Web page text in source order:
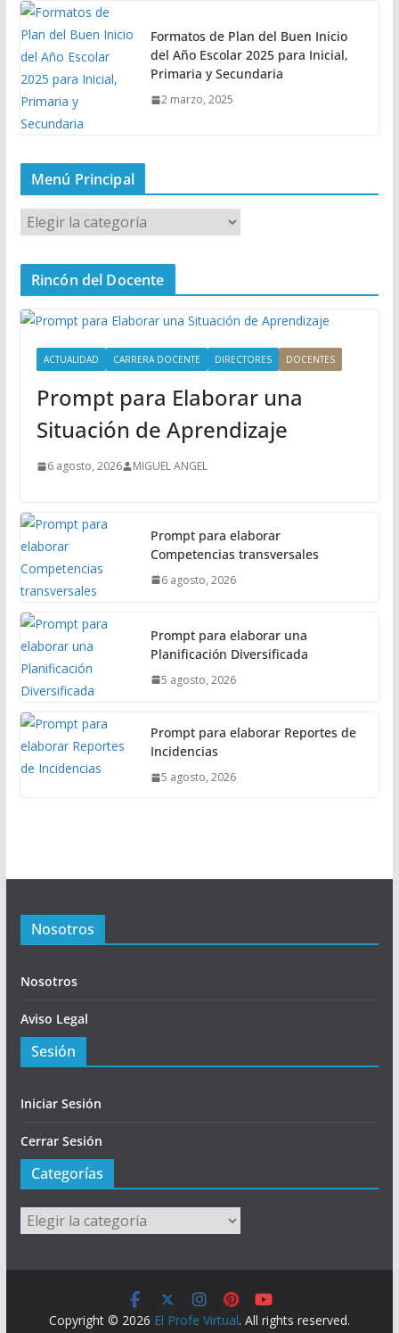
Formatos de Plan del Buen Inicio
del Año Escolar 2025 para Inicial,
Primaria y Secundaria
2 marzo, 2025
Menú Principal
M
e
n
P
Rincón del Docente
ACTUALIDAD CARRERA DOCENTE DIRECTORES DOCENTES
Prompt para Elaborar una
Situación de Aprendizaje
6 agosto, 2026 MIGUEL ANGEL
Prompt para elaborar
Competencias transversales
6 agosto, 2026
Prompt para elaborar una
Planificación Diversificada
5 agosto, 2026
Prompt para elaborar Reportes de
Incidencias
5 agosto, 2026
Nosotros
Nosotros
Aviso Legal
Sesión
Iniciar Sesión
Cerrar Sesión
Categorías
Categorías
Copyright © 2026 El Profe Virtual. All rights reserved.